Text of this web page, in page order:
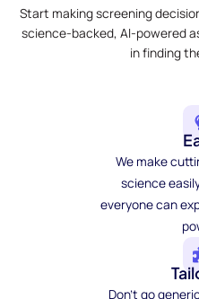
Start making screening
science-backed, AI-powered
in finding
We make
science
everyone can
Don't go